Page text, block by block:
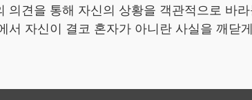
견을 통해 자신의 상황을 객관적으로 바
자신이 결코 혼자가 아니란 사실을 깨닫